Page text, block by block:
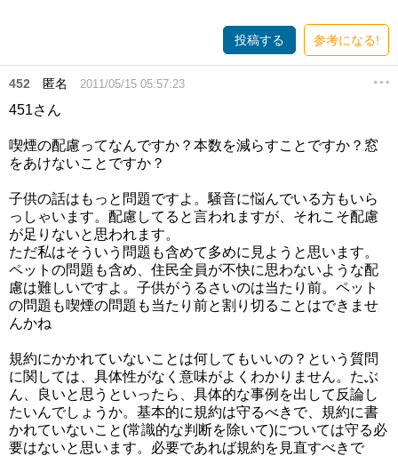
投稿する 参考になる!
452 匿名 2011/05/15 05:57:23
451さん
喫煙の配慮ってなんですか？本数を減らすことですか？窓
をあけないことですか？
子供の話はもっと問題ですよ。騒音に悩んでいる方もいら
っしゃいます。配慮してると言われますが、それこそ配慮
が足りないと思われます。
ただ私はそういう問題も含めて多めに見ようと思います。
ペットの問題も含め、住民全員が不快に思わないような配
慮は難しいですよ。子供がうるさいのは当たり前。ペット
の問題も喫煙の問題も当たり前と割り切ることはできませ
んかね
規約にかかれていないことは何してもいいの？という質問
に関しては、具体性がなく意味がよくわかりません。たぶ
ん、良いと思うといったら、具体的な事例を出して反論し
たいんでしょうか。基本的に規約は守るべきで、規約に書
かれていないこと(常識的な判断を除いて)については守る必
要はないと思います。必要であれば規約を見直すべきで